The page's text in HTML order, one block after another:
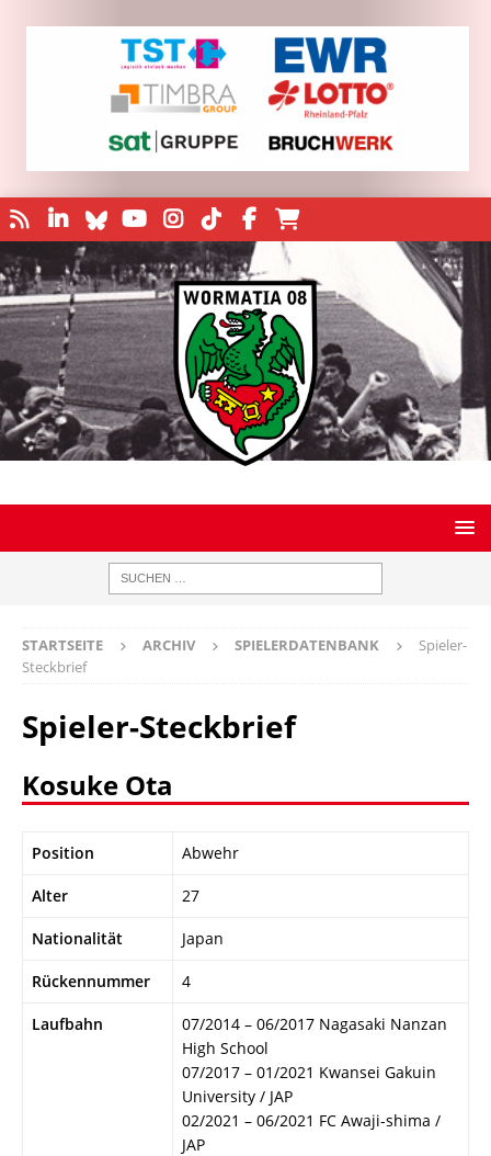
STARTSEITE ARCHIV SPIELERDATENBANK
Spieler-
Steckbrief
Spieler-Steckbrief
Kosuke Ota
Position Abwehr
Alter 27
Nationalität Japan
Rückennummer 4
Laufbahn
07/2014 – 06/2017 Nagasaki Nanzan
High School
07/2017 – 01/2021 Kwansei Gakuin
University / JAP
02/2021 – 06/2021 FC Awaji-shima /
JAP